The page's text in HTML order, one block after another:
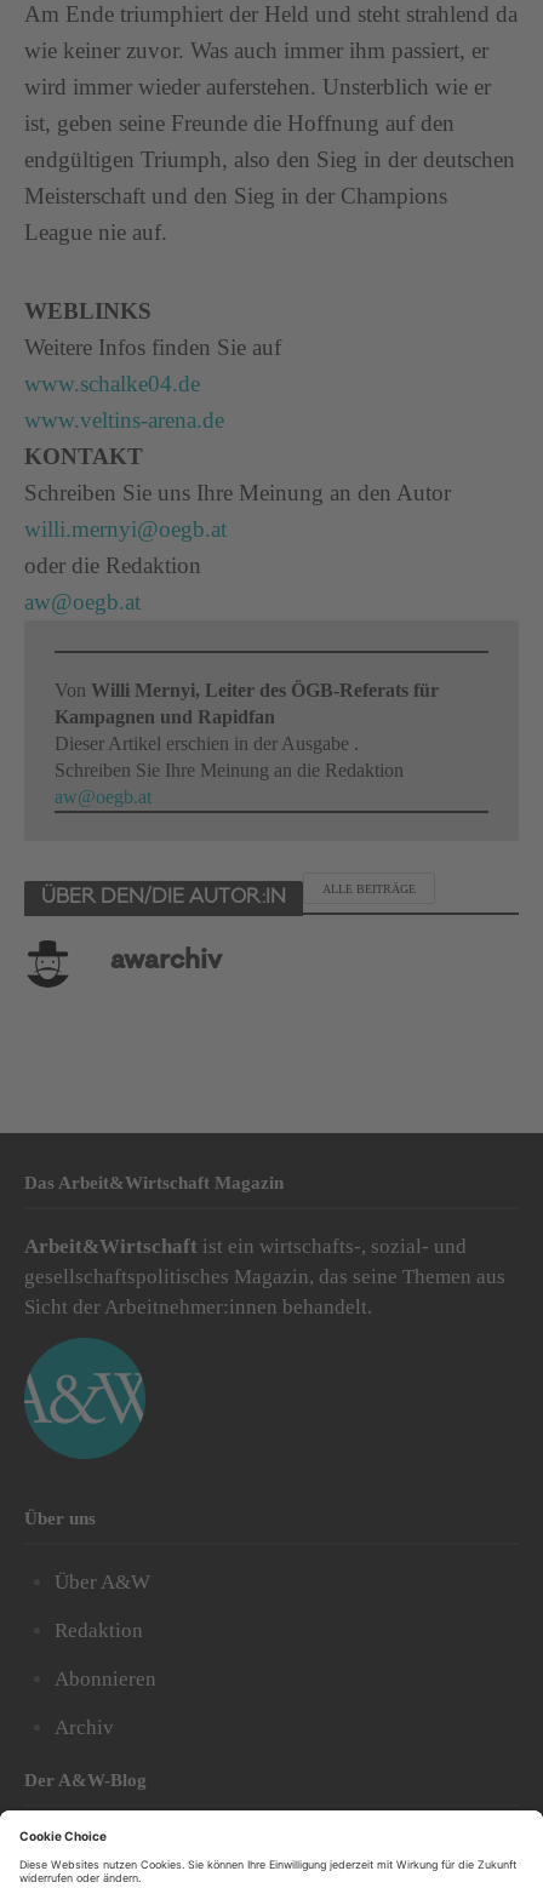
Am Ende triumphiert der Held und steht strahlend da
wie keiner zuvor. Was auch immer ihm passiert, er
wird immer wieder auferstehen. Unsterblich wie er
ist, geben seine Freunde die Hoffnung auf den
endgültigen Triumph, also den Sieg in der deutschen
Meisterschaft und den Sieg in der Champions
League nie auf.
WEBLINKS
Weitere Infos finden Sie auf
www.schalke04.de
www.veltins-arena.de
KONTAKT
Schreiben Sie uns Ihre Meinung an den Autor
willi.mernyi@oegb.at
oder die Redaktion
aw@oegb.at
Von Willi Mernyi, Leiter des ÖGB-Referats für
Kampagnen und Rapidfan
Dieser Artikel erschien in der Ausgabe .
Schreiben Sie Ihre Meinung an die Redaktion
aw@oegb.at
ÜBER DEN/DIE AUTOR:IN
ALLE BEITRÄGE
awarchiv
Das Arbeit&Wirtschaft Magazin
Arbeit&Wirtschaft ist ein wirtschafts-, sozial- und
gesellschaftspolitisches Magazin, das seine Themen aus
Sicht der Arbeitnehmer:innen behandelt.
Über uns
Über A&W
Redaktion
Abonnieren
Archiv
Der A&W-Blog
DerA&W-Blog
hat sich in den vergangenen Jahren zu einem der